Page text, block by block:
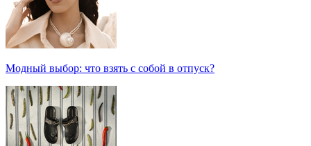
Модный выбор: что взять с собой в отпуск?